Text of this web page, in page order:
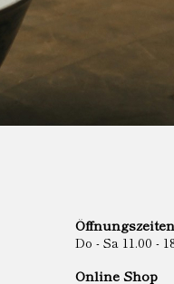
Do - Sa 11.00 -
Online Shop